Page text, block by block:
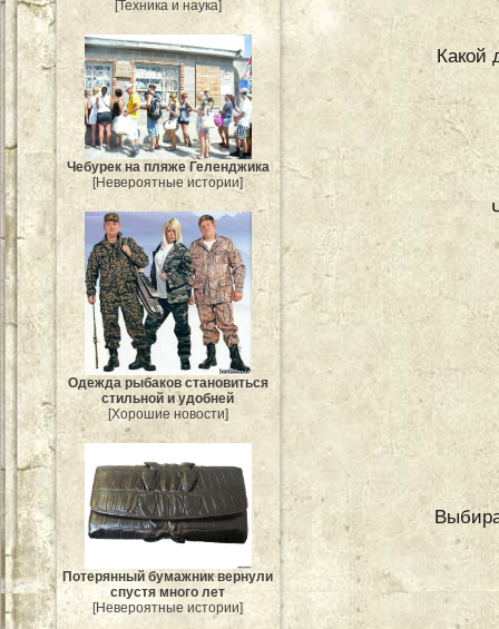
[Техника и наука]
Чебурек на пляже Геленджика
[Невероятные истории]
Одежда рыбаков становиться
стильной и удобней
[Хорошие новости]
Потерянный бумажник вернули
спустя много лет
[Невероятные истории]
Какой